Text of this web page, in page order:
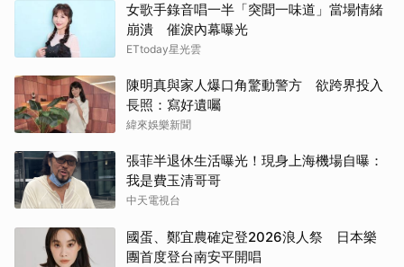
女歌手錄音唱一半「突聞一味道」當場情緒
崩潰 催淚內幕曝光
ETtoday星光雲
陳明真與家人爆口角驚動警方 欲跨界投入
長照：寫好遺囑
緯來娛樂新聞
張菲半退休生活曝光！現身上海機場自曝：
我是費玉清哥哥
中天電視台
國蛋、鄭宜農確定登2026浪人祭 日本樂
團首度登台南安平開唱